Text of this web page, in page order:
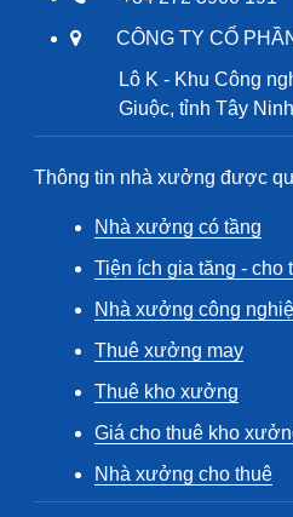
CÔNG TY CỔ
Lô K - Khu Công
Giuộc, tỉnh Tây
Thông tin nhà xưởng được
Nhà xưởng có tầng
Tiện ích gia tăng - cho
Nhà xưởng công
Thuê xưởng may
Thuê kho xưởng
Giá cho thuê kho
Nhà xưởng cho thuê